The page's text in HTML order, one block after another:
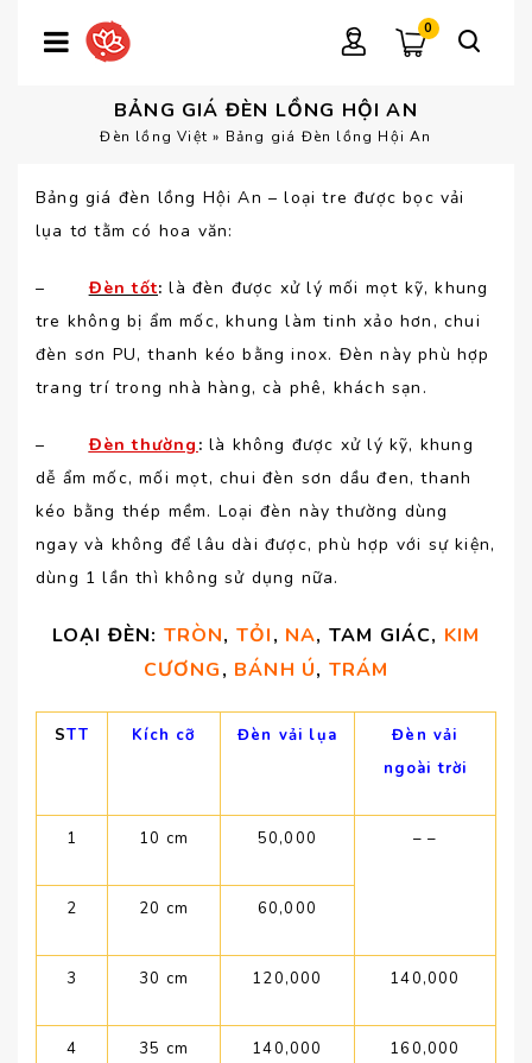
0
BẢNG GIÁ ĐÈN LỒNG HỘI AN
Đèn lồng Việt » Bảng giá Đèn lồng Hội An
Bảng giá đèn lồng Hội An – loại tre được bọc vải
lụa tơ tằm có hoa văn:
– Đèn tốt: là đèn được xử lý mối mọt kỹ, khung
tre không bị ẩm mốc, khung làm tinh xảo hơn, chui
đèn sơn PU, thanh kéo bằng inox. Đèn này phù hợp
trang trí trong nhà hàng, cà phê, khách sạn.
– Đèn thường :là không được xử lý kỹ, khung
dễ ẩm mốc, mối mọt, chui đèn sơn dầu đen, thanh
kéo bằng thép mềm. Loại đèn này thường dùng
ngay và không để lâu dài được, phù hợp với sự kiện,
dùng 1 lần thì không sử dụng nữa.
LOẠI ĐÈN: TRÒN, TỎI, NA, TAM GIÁC, KIM
CƯƠNG, BÁNH Ú, TRÁM
STT Kích cỡ Đèn vải lụa
Đèn vải
ngoài trời
1 10 cm 50,000 – –
2 20 cm 60,000
3 30 cm 120,000 140,000
4 35 cm 140,000 160,000